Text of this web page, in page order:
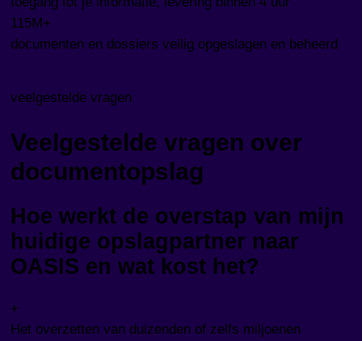
115M+
documenten en dossiers veilig opgeslagen en beheerd
veelgestelde vragen
Veelgestelde vragen over
documentopslag
Hoe werkt de overstap van mijn
huidige opslagpartner naar
OASIS en wat kost het?
+
Het overzetten van duizenden of zelfs miljoenen